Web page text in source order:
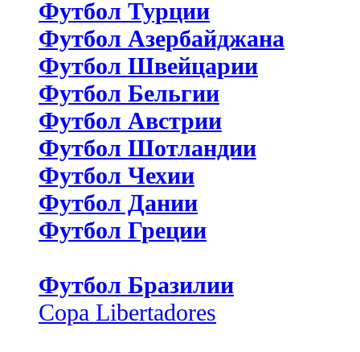
Футбол Турции
Футбол Азербайджана
Футбол Швейцарии
Футбол Бельгии
Футбол Австрии
Футбол Шотландии
Футбол Чехии
Футбол Дании
Футбол Греции
Футбол Бразилии
Copa Libertadores